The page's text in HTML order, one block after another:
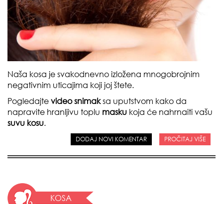
Naša kosa je svakodnevno izložena mnogobrojnim
negativnim uticajima koji joj štete.
Pogledajte video snimaksa uputstvom kako da
napravite hranljivu toplu masku koja će nahrnaiti vašu
suvu kosu.
DODAJ NOVI KOMENTAR PROČITAJ VIŠE
KOSA